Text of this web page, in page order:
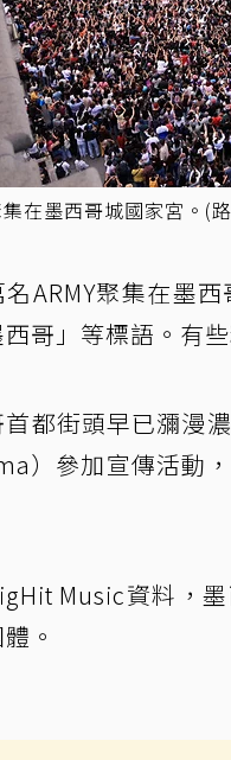
集在墨西哥城國家宮。(
ARMY聚集在墨
哥」等標語。有
都街頭早已瀰漫
）參加宣傳活動
Music資料，
。